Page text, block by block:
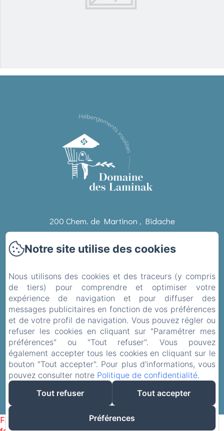
200 Chem. de Martinon , Bidache
Téléphone: 0670345113 / 0658545832
Accueil
Les chambres
La région
Contact
Failed to load BookingEngine/index: Loading chunk 93
Notre site utilise des cookies
Nous utilisons des cookies et des traceurs (y compris
de tiers) pour comprendre et optimiser votre
expérience de navigation et pour diffuser des
messages publicitaires en fonction de vos préférences
et de votre profil de navigation. Vous pouvez régler ou
refuser les cookies en cliquant sur "Paramétrer mes
préférences" ou "Tout refuser". Vous pouvez
également accepter tous les cookies en cliquant sur le
bouton "Tout accepter". Pour plus d'informations, vous
pouvez consulter notre Politique de confidentialité.
Tout refuser
Tout accepter
Préférences